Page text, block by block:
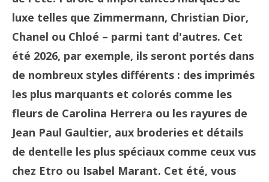
luxe telles que Zimmermann, Christian Dior,
Chanel ou Chloé – parmi tant d'autres. Cet
été 2026, par exemple, ils seront portés dans
de nombreux styles différents : des imprimés
les plus marquants et colorés comme les
fleurs de Carolina Herrera ou les rayures de
Jean Paul Gaultier, aux broderies et détails
de dentelle les plus spéciaux comme ceux vus
chez Etro ou Isabel Marant. Cet été, vous